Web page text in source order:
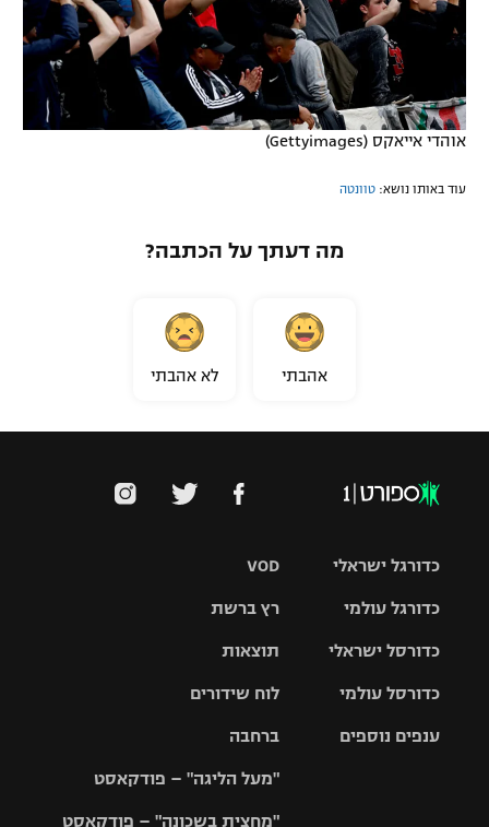
אוהדי אייאקס (Gettyimages)
תוצאות חיפושאו
תוצאות באינטר
עוד באותו נושא: טוונטה
מה דעתך על הכתבה?
אהבתי לא אהבתי
VOD
רץ ברשת
תוצאות
לוח שידורים
ברחבה
"מעל הליגה" – פודקאסט
"מחצית בשכונה" – פודקאסט
כדורגל ישראלי
גביע הטוטו
כדורגל עולמי
האלופות
ליגה
כדורסל ישראלי
סל
כדורסל עולמי
ענפים נוספים